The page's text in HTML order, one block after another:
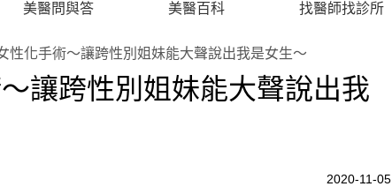
美醫問與答
已解決問題
待解決問題
美醫百科 找醫師找診所
找診所
性化手術～讓跨性別姐妹能大聲說出我是女生～
讓跨性別姐妹能大聲說出我
2020-11-05